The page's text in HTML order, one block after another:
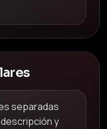
separadas
y